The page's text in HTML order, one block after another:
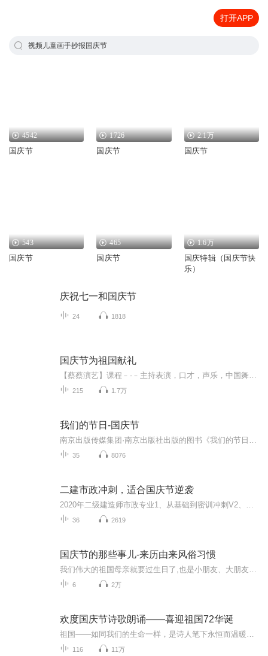
打开APP
视频儿童画手抄报国庆节
4542
国庆节
1726
国庆节
2.1万
国庆节
543
国庆节
465
国庆节
1.6万
国庆特辑（国庆节快
乐）
庆祝七一和国庆节
24 1818
国庆节为祖国献礼
215 1.7万
我们的节日-国庆节
35 8076
二建市政冲刺，适合国庆节逆袭
36 2619
国庆节的那些事儿-来历由来风俗习惯
6 2万
欢度国庆节诗歌朗诵——喜迎祖国72华诞
116 11万